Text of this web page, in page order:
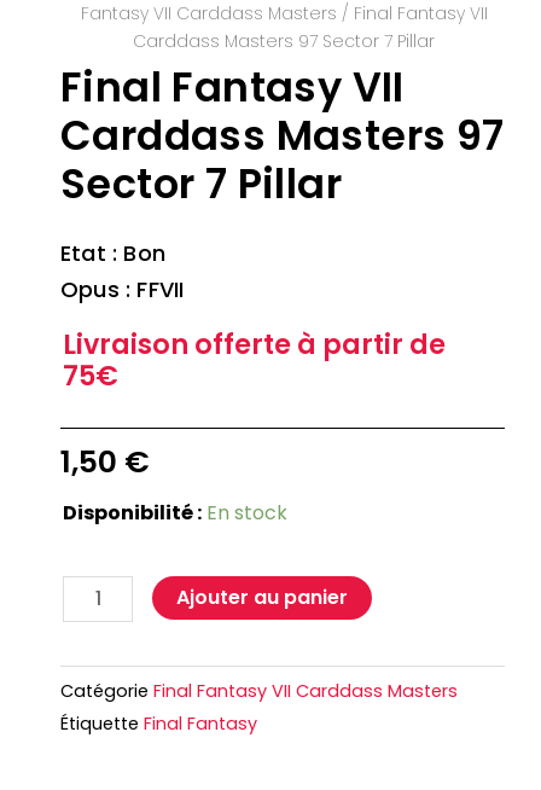
Fantasy VII Carddass Masters / Final Fantasy VII
Carddass Masters 97 Sector 7 Pillar
Final Fantasy VII
Carddass Masters 97
Sector 7 Pillar
Etat : Bon
Opus : FFVII
Livraison offerte à partir de
75€
1,50 €
Disponibilité : En stock
Ajouter au panier
Catégorie Final Fantasy VII Carddass Masters
Étiquette Final Fantasy